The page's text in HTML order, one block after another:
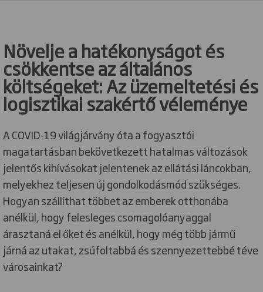
Növelje a hatékonyságot és
csökkentse az általános
költségeket: Az üzemeltetési és
logisztikai szakértő véleménye
A COVID-19 világjárvány óta a fogyasztói
magatartásban bekövetkezett hatalmas változások
jelentős kihívásokat jelentenek az ellátási láncokban,
melyekhez teljesen új gondolkodásmód szükséges.
Hogyan szállíthat többet az emberek otthonába
anélkül, hogy felesleges csomagolóanyaggal
árasztaná el őket és anélkül, hogy még több jármű
járná az utakat, zsúfoltabbá és szennyezettebbé téve
városainkat?